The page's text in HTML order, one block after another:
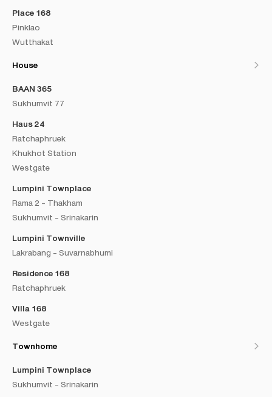
Place 168
Pinklao
Wutthakat
House
BAAN 365
Sukhumvit 77
Haus 24
Ratchaphruek
Khukhot Station
Westgate
Lumpini Townplace
Rama 2 - Thakham
Sukhumvit - Srinakarin
Lumpini Townville
Lakrabang - Suvarnabhumi
Residence 168
Ratchaphruek
Villa 168
Westgate
Townhome
Lumpini Townplace
Sukhumvit - Srinakarin